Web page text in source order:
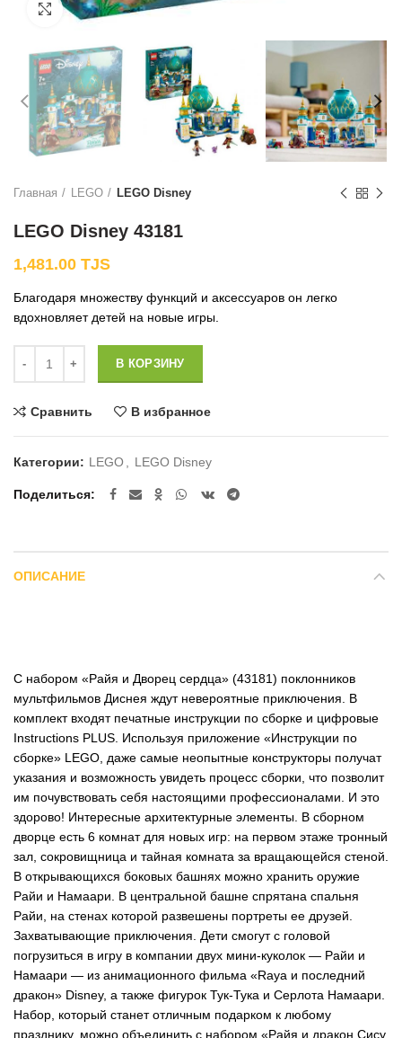
Нажмите, чтобы увеличить
Главная LEGO LEGO Disney
LEGO Disney 43181
1,481.00 TJS
Благодаря множеству функций и аксессуаров он легко
вдохновляет детей на новые игры.
В КОРЗИНУ
Сравнить В избранное
Категории: LEGO, LEGO Disney
Поделиться
ОПИСАНИЕ
С набором «Райя и Дворец сердца» (43181) поклонников
мультфильмов Диснея ждут невероятные приключения. В
комплект входят печатные инструкции по сборке и цифровые
Instructions PLUS. Используя приложение «Инструкции по
сборке» LEGO, даже самые неопытные конструкторы получат
указания и возможность увидеть процесс сборки, что позволит
им почувствовать себя настоящими профессионалами. И это
здорово! Интересные архитектурные элементы. В сборном
дворце есть 6 комнат для новых игр: на первом этаже тронный
зал, сокровищница и тайная комната за вращающейся стеной.
В открывающихся боковых башнях можно хранить оружие
Райи и Намаари. В центральной башне спрятана спальня
Райи, на стенах которой развешены портреты ее друзей.
Захватывающие приключения. Дети смогут с головой
погрузиться в игру в компании двух мини-куколок — Райи и
Намаари — из анимационного фильма «Raya и последний
дракон» Disney, а также фигурок Тук-Тука и Серлота Намаари.
Набор, который станет отличным подарком к любому
празднику, можно объединить с набором «Райя и дракон Сису